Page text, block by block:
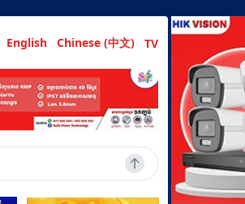
English Chinese (中文) TV